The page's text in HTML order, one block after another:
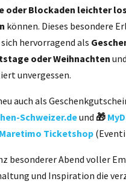
oder Blockaden leichter
können. Dieses besondere
hervorragend als
oder Weihnachten
unvergessen.
auch als
Schweizer.deund 🎁
Maretimo Ticketshop
besonderer Abend voller
und Inspiration die